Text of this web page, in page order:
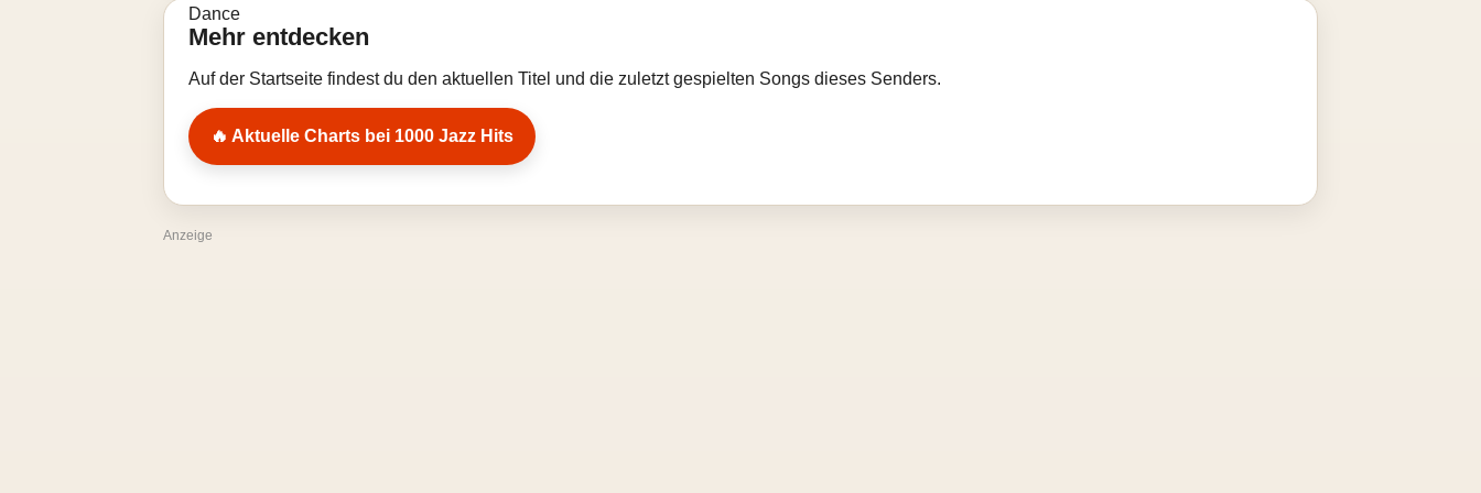
Mehr entdecken
Auf der Startseite findest du den aktuellen Titel und die zuletzt gespielten Songs dieses Senders.
🔥 Aktuelle Charts bei 1000 Jazz Hits
Anzeige